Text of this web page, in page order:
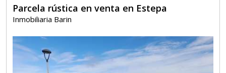
Parcela rústica en venta en Estepa
Inmobiliaria Barin